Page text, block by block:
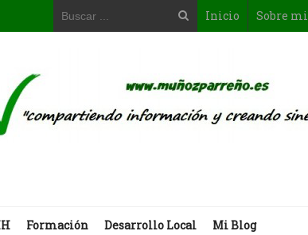
Inicio Sobre mi
Formación Desarrollo Local Mi Blog